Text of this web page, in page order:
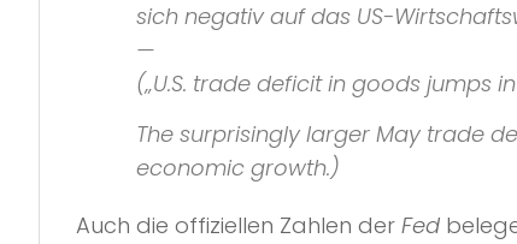
sich negativ auf das US-
—
(„U.S. trade deficit in goods jumps
The surprisingly larger May trade
economic growth.)
Auch die offiziellen Zahlen der Fed